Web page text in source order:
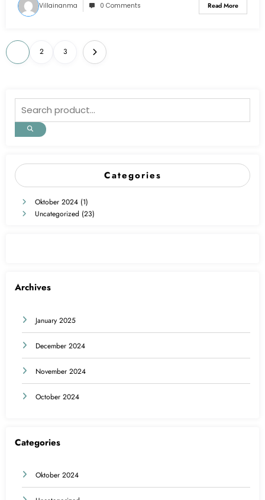
Villainanma 0 Comments Read More
2 3
Categories
Oktober 2024 (1)
Uncategorized (23)
Archives
January 2025
December 2024
November 2024
October 2024
Categories
Oktober 2024